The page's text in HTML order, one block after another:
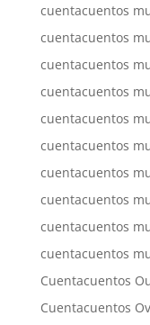
cuentacuentos
cuentacuentos
cuentacuentos
cuentacuentos
cuentacuentos
cuentacuentos
cuentacuentos
cuentacuentos
cuentacuentos
cuentacuentos
Cuentacuentos
Cuentacuentos